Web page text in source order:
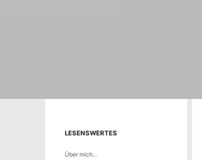
LESENSWERTES
Über mich…